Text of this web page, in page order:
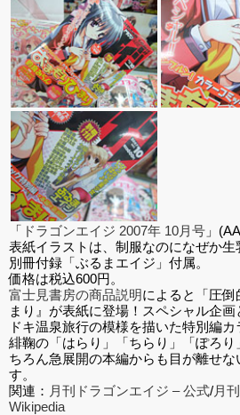
「 ドラゴンエイジ 2007年 10月号 」
表紙イラストは、制服なのになぜか生
別冊付録「ぶるまエイジ」付属。
価格は税込600円。
富士見書房の商品説明によると「圧
まり』が表紙に登場！スペシャル企
ドキ温泉旅行の模様を描いた特別編カ
緋鞠の「はらり」「ちらり」「ぽろ
ちろん急展開の本編からも目が離せ
す。
関連： 月刊ドラゴンエイジ – 公式/月
Wikipedia